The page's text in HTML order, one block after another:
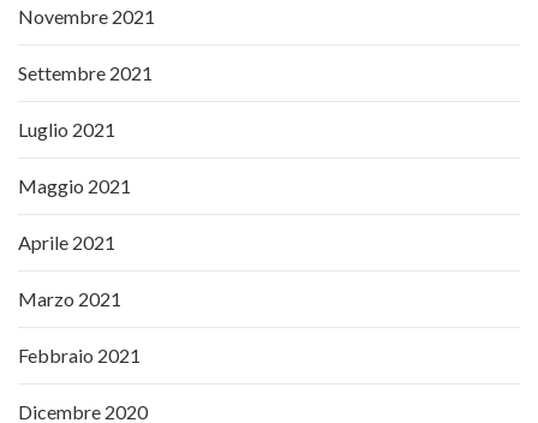
Novembre 2021
Settembre 2021
Luglio 2021
Maggio 2021
Aprile 2021
Marzo 2021
Febbraio 2021
Dicembre 2020